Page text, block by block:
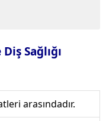
Sağlığı
arasındadır.